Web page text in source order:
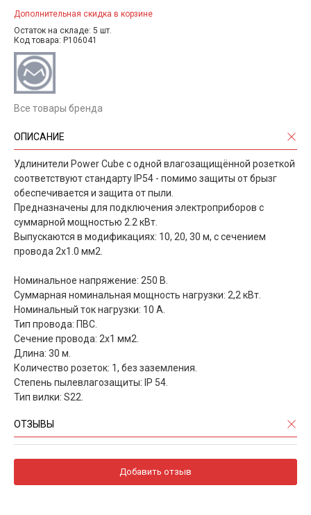
Дополнительная скидка в корзине
Остаток на складе: 5 шт.
Код товара: P106041
Все товары бренда
ОПИСАНИЕ
Удлинители Power Cube c одной влагозащищённой розеткой
соответствуют стандарту IP54 - помимо защиты от брызг
обеспечивается и защита от пыли.
Предназначены для подключения электроприборов с
суммарной мощностью 2.2 кВт.
Выпускаются в модификациях: 10, 20, 30 м, с сечением
провода 2х1.0 мм2.
Номинальное напряжение: 250 B.
Суммарная номинальная мощность нагрузки: 2,2 кВт.
Номинальный ток нагрузки: 10 А.
Тип провода: ПВС.
Сечение провода: 2x1 мм2.
Длина: 30 м.
Количество розеток: 1, без заземления.
Степень пылевлагозащиты: IP 54.
Тип вилки: S22.
ОТЗЫВЫ
Добавить отзыв